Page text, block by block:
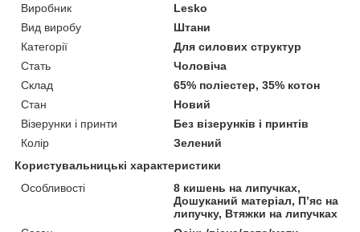
Виробник
Lesko
Вид виробу
Штани
Категорії
Для силових структур
Стать
Чоловіча
Склад
65% поліестер, 35% котон
Стан
Новий
Візерунки і принти
Без візерунків і принтів
Колір
Зелений
Користувальницькі характеристики
Особливості
8 кишень на липучках,
Дошуканий матеріал, П’яс на
липучку, Втяжки на липучках